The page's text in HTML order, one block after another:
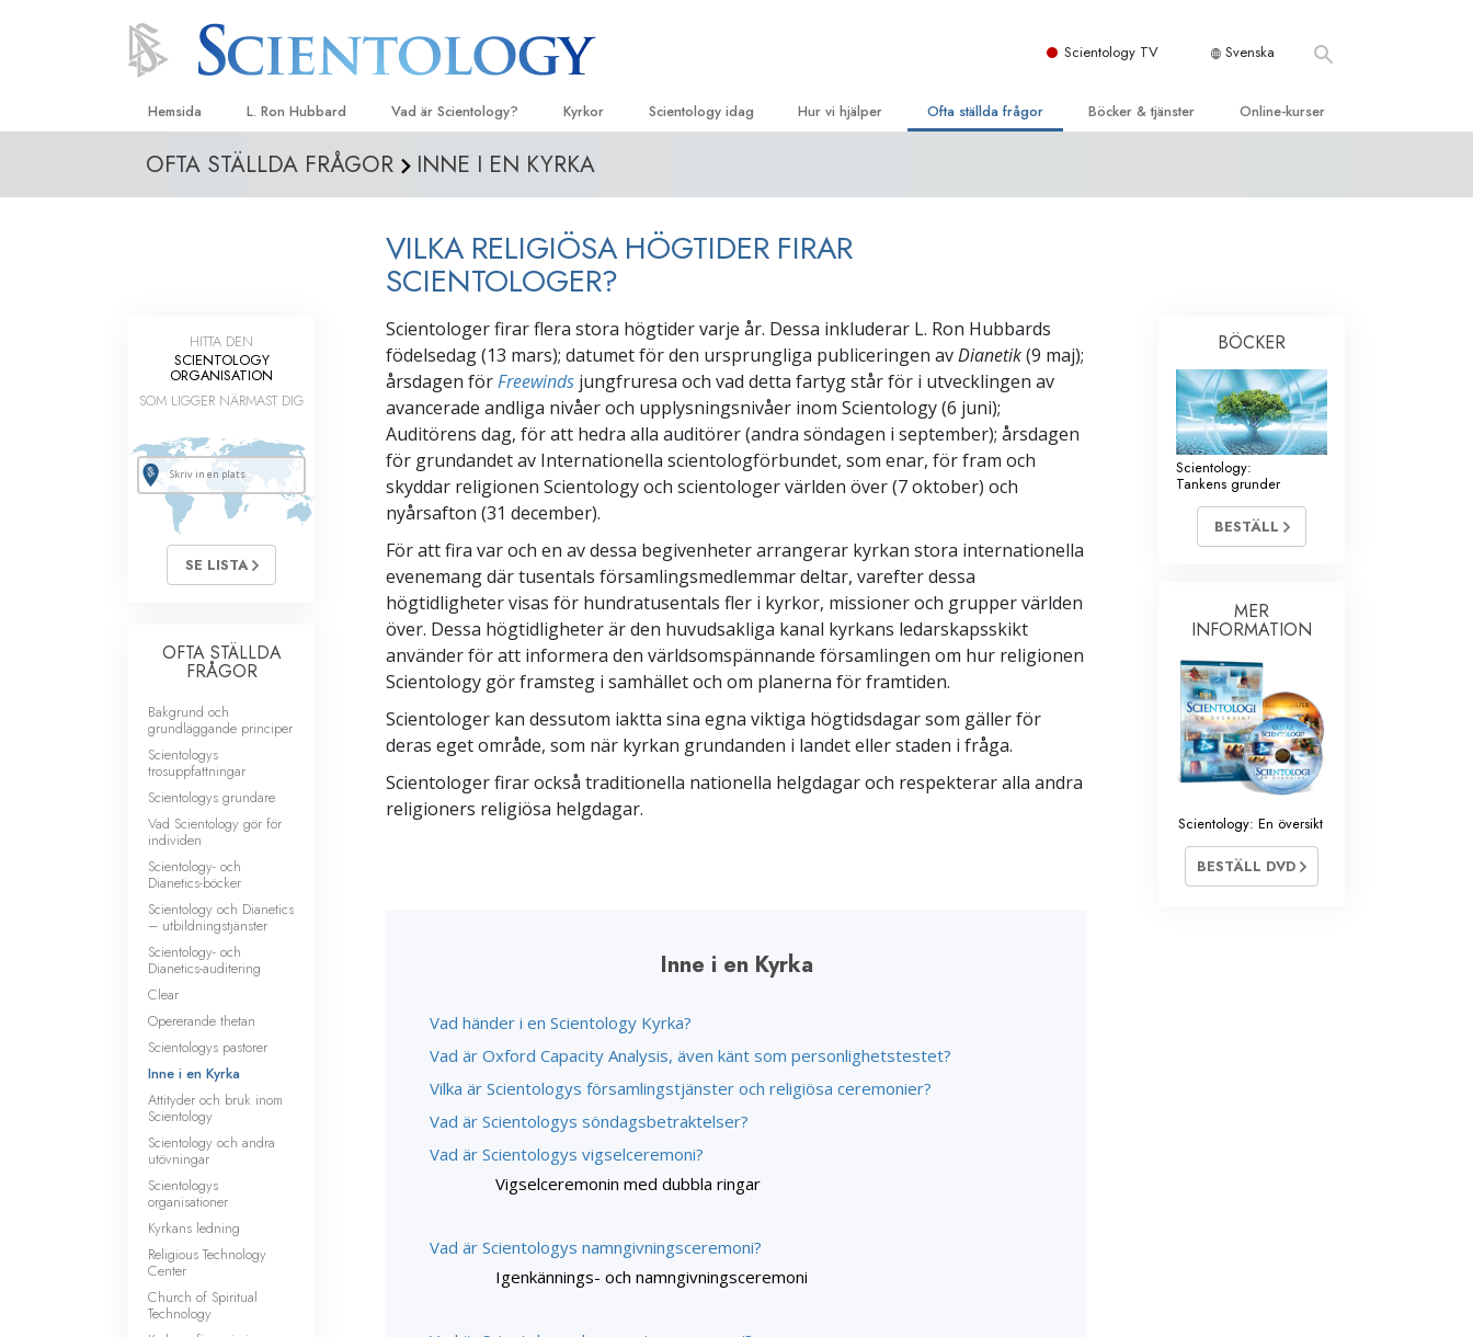
Scientology TV Svenska
Hemsida L. Ron Hubbard Vad är Scientology?
Trossatser och religiösa bruk
Vad scientologer säger om
Scientology
Inne i en Kyrka
Scientologys grundprinciper
En introduktion till Dianetics
Kärlek och hat –
Vad är storhet?
Kyrkor
Hitta en kyrka
Avancerade organisationer
Flag Land Base
Freewinds
Att få ut Scientology till världen
Scientology idag
David Miscavige – Scientologys
kyrklige ledare
Hur vi hjälper
Criminon
Sanningen om droger
Enade för mänskliga rättigheter
Kommittén för mänskliga rättigheter
Scientologys frivilligpastorer
Ofta ställda frågor Böcker & tjänster
Inledande tjänster
Online-kurser
Assister för sjukdomar och skador
Integritet och ärlighet
Den emotionella Tonskalan
Svar på drogproblemet
Undersökningar
Organiseringens grunder
Grunderna i public relations
Targets och mål
Studieteknologin
OFTA STÄLLDA FRÅGOR INNE I EN KYRKA
VILKA RELIGIÖSA HÖGTIDER FIRAR
SCIENTOLOGER?
Scientologer firar flera stora högtider varje år. Dessa inkluderar L. Ron Hubbards
födelsedag (13 mars); datumet för den ursprungliga publiceringen avDianetik(9 maj);
årsdagen förFreewinds jungfruresa och vad detta fartyg står för i utvecklingen av
avancerade andliga nivåer och upplysningsnivåer inom Scientology (6 juni);
Auditörens dag, för att hedra alla auditörer (andra söndagen i september); årsdagen
för grundandet av Internationella scientologförbundet, som enar, för fram och
skyddar religionen Scientology och scientologer världen över (7 oktober) och
nyårsafton (31 december).
För att fira var och en av dessa begivenheter arrangerar kyrkan stora internationella
evenemang där tusentals församlingsmedlemmar deltar, varefter dessa
högtidligheter visas för hundratusentals fler i kyrkor, missioner och grupper världen
över. Dessa högtidligheter är den huvudsakliga kanal kyrkans ledarskapsskikt
använder för att informera den världsomspännande församlingen om hur religionen
Scientology gör framsteg i samhället och om planerna för framtiden.
Scientologer kan dessutom iaktta sina egna viktiga högtidsdagar som gäller för
deras eget område, som när kyrkan grundanden i landet eller staden i fråga.
Scientologer firar också traditionella nationella helgdagar och respekterar alla andra
religioners religiösa helgdagar.
Inne i en Kyrka
Vad händer i en Scientology Kyrka?
Vad är Oxford Capacity Analysis, även känt som personlighetstestet?
Vilka är Scientologys församlingstjänster och religiösa ceremonier?
Vad är Scientologys söndagsbetraktelser?
Vad är Scientologys vigselceremoni?
Vigselceremonin med dubbla ringar
Vad är Scientologys namngivningsceremoni?
Igenkännings- och namngivningsceremoni
HITTA DEN
SCIENTOLOGY
ORGANISATION
SOM LIGGER NÄRMAST DIG
SE LISTA
OFTA STÄLLDA
FRÅGOR
Bakgrund och
grundläggande principer
Scientologys
trosuppfattningar
Scientologys grundare
Vad Scientology gör för
individen
Scientology- och
Dianetics-böcker
Scientology och Dianetics
– utbildningstjänster
Scientology- och
Dianetics-auditering
Clear
Opererande thetan
Scientologys pastorer
Inne i en Kyrka
Attityder och bruk inom
Scientology
Scientology och andra
utövningar
Scientologys
organisationer
Kyrkans ledning
Religious Technology
Center
Church of Spiritual
Technology
BÖCKER
Scientology:
Tankens grunder
BESTÄLL
MER
INFORMATION
Scientology: En översikt
BESTÄLL DVD